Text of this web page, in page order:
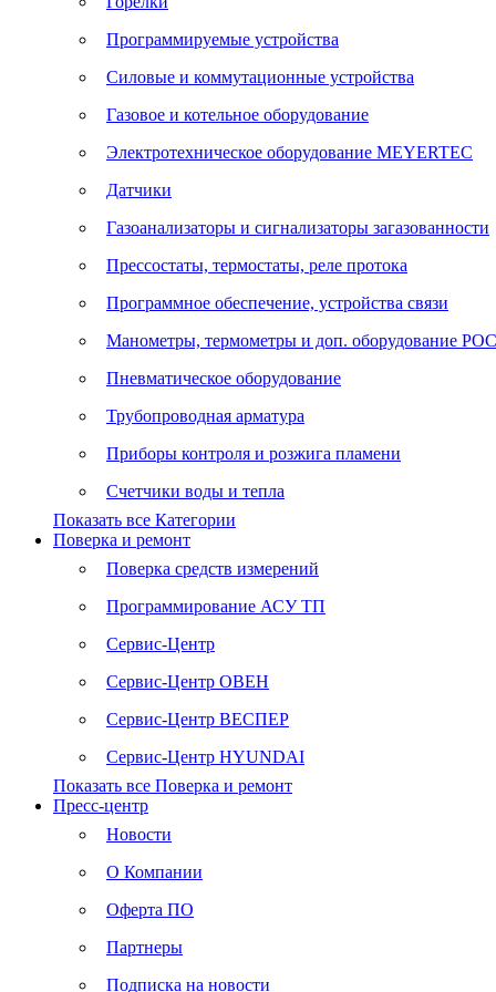
Программируемые устройства
Силовые и коммутационные устройства
Газовое и котельное оборудование
Электротехническое оборудование MEYERTEC
Датчики
Газоанализаторы и сигнализаторы загазованности
Прессостаты, термостаты, реле протока
Программное обеспечение, устройства связи
Манометры, термометры и доп. оборудование
Пневматическое оборудование
Трубопроводная арматура
Приборы контроля и розжига пламени
Счетчики воды и тепла
Показать все Категории
Поверка и ремонт
Поверка средств измерений
Программирование АСУ ТП
Сервис-Центр
Сервис-Центр ОВЕН
Сервис-Центр ВЕСПЕР
Сервис-Центр HYUNDAI
Показать все Поверка и ремонт
Пресс-центр
Новости
О Компании
Оферта ПО
Партнеры
Подписка на новости